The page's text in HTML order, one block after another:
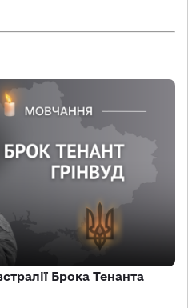
Брока Тенанта